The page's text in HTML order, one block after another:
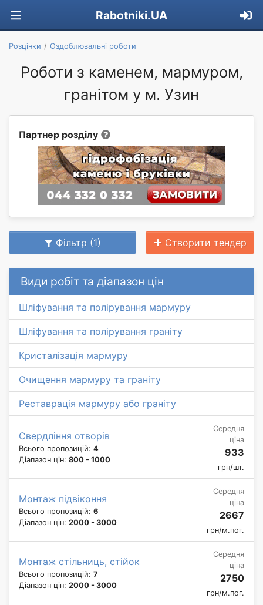
Rabotniki.UA
Розцінки Оздоблювальні роботи
Роботи з каменем, мармуром,
гранітом у м. Узин
Партнер розділу
Фільтр (1) Створити тендер
Види робіт та діапазон цін
Шліфування та полірування мармуру
Шліфування та полірування граніту
Кристалізація мармуру
Очищення мармуру та граніту
Реставрація мармуру або граніту
Свердління отворів
Всього пропозицій: 4
Діапазон цін: 800 - 1000
Середня
ціна
933
грн/шт.
Монтаж підвіконня
Всього пропозицій: 6
Діапазон цін: 2000 - 3000
Середня
ціна
2667
грн/м.пог.
Монтаж стільниць, стійок
Всього пропозицій: 7
Діапазон цін: 2000 - 3000
Середня
ціна
2750
грн/м.пог.